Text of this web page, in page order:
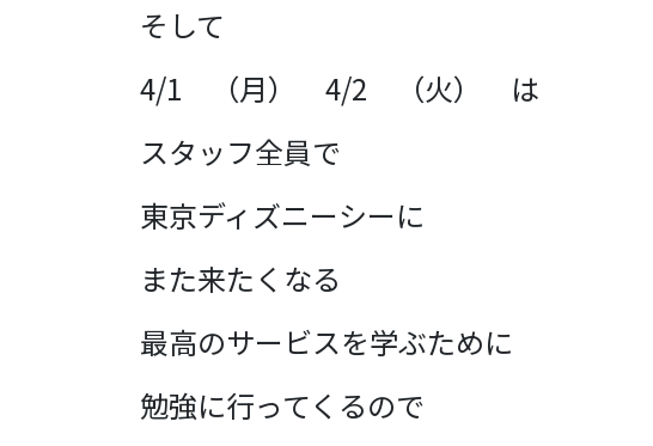
そして
4/1 （月） 4/2 （火） は
スタッフ全員で
東京ディズニーシーに
また来たくなる
最高のサービスを学ぶために
勉強に行ってくるので